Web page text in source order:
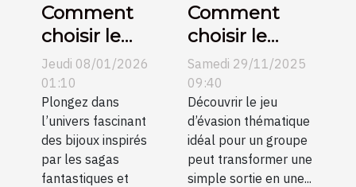
Comment
choisir le
parfait bijou
inspiré de
célèbres
sagas
fantastiques
?
Jeudi 08/01/2026
01:10
Plongez dans
l’univers fascinant
des bijoux inspirés
par les sagas
fantastiques et
Comment
choisir le
meilleur jeu
d'évasion
thématique
pour votre
groupe ?
Samedi 29/11/2025
09:40
Découvrir le jeu
d’évasion thématique
idéal pour un groupe
peut transformer une
simple sortie en une...